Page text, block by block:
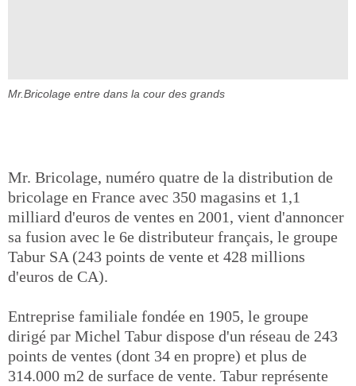
Mr.Bricolage entre dans la cour des grands
Mr. Bricolage, numéro quatre de la distribution de
bricolage en France avec 350 magasins et 1,1
milliard d'euros de ventes en 2001, vient d'annoncer
sa fusion avec le 6e distributeur français, le groupe
Tabur SA (243 points de vente et 428 millions
d'euros de CA).
Entreprise familiale fondée en 1905, le groupe
dirigé par Michel Tabur dispose d'un réseau de 243
points de ventes (dont 34 en propre) et plus de
314.000 m2 de surface de vente. Tabur représente